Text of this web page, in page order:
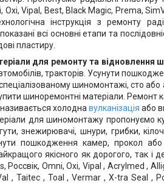
Oxi, Vipal, Best, Black Magic, Prema,
інструкція з ремонту
всі основні етапи та
пластиру.
для ремонту та відновлення
тракторів. Усунути
шиномонтажі, сто або
шиноремонтні матеріали.
холоднавулканізація або
для шиномонтажу пропонуємо
знежирювачі, шнури, грибки,
пошкодження камер, прокол
якісного як дорогого, так
Россвік, Omni, Oxi, Vipal , Acrylmed ,
, Taitec , Toal , Vermar , X-tra Seal ,